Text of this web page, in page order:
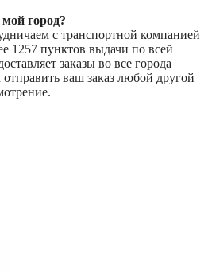
город?
с транспортной компанией
1257 пунктов выдачи по всей
заказы во все города
ваш заказ любой другой